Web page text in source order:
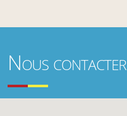
Nous contacter